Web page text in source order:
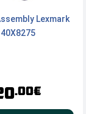
Lexmark
40X8275
.00€